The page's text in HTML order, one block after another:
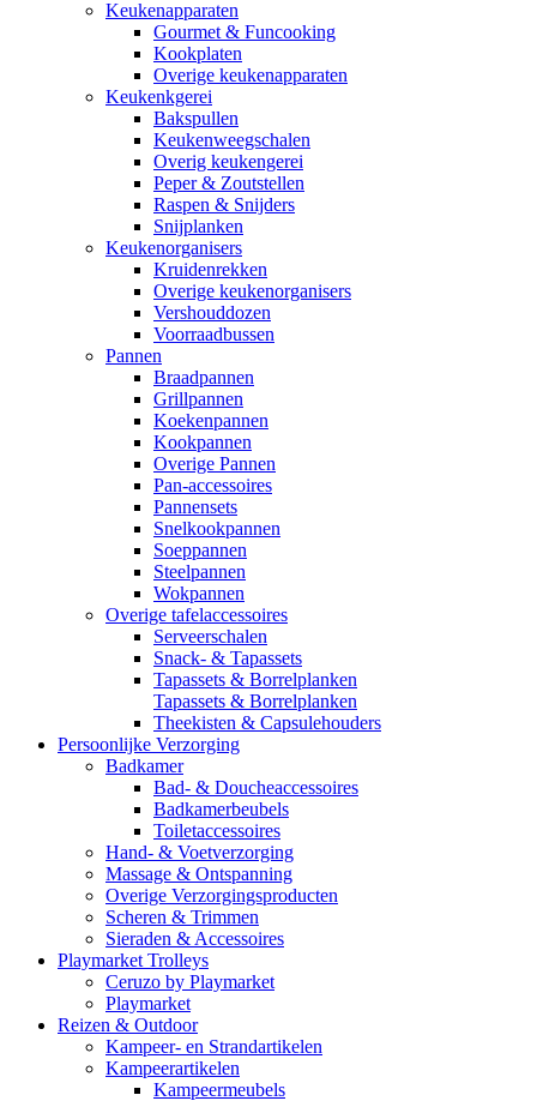
Keukenapparaten
Gourmet & Funcooking
Kookplaten
Overige keukenapparaten
Keukenkgerei
Bakspullen
Keukenweegschalen
Overig keukengerei
Peper & Zoutstellen
Raspen & Snijders
Snijplanken
Keukenorganisers
Kruidenrekken
Overige keukenorganisers
Vershouddozen
Voorraadbussen
Pannen
Braadpannen
Grillpannen
Koekenpannen
Kookpannen
Overige Pannen
Pan-accessoires
Pannensets
Snelkookpannen
Soeppannen
Steelpannen
Wokpannen
Overige tafelaccessoires
Serveerschalen
Snack- & Tapassets
Tapassets & Borrelplanken
Tapassets & Borrelplanken
Theekisten & Capsulehouders
Persoonlijke Verzorging
Badkamer
Bad- & Doucheaccessoires
Badkamerbeubels
Toiletaccessoires
Hand- & Voetverzorging
Massage & Ontspanning
Overige Verzorgingsproducten
Scheren & Trimmen
Sieraden & Accessoires
Playmarket Trolleys
Ceruzo by Playmarket
Playmarket
Reizen & Outdoor
Kampeer- en Strandartikelen
Kampeerartikelen
Kampeermeubels